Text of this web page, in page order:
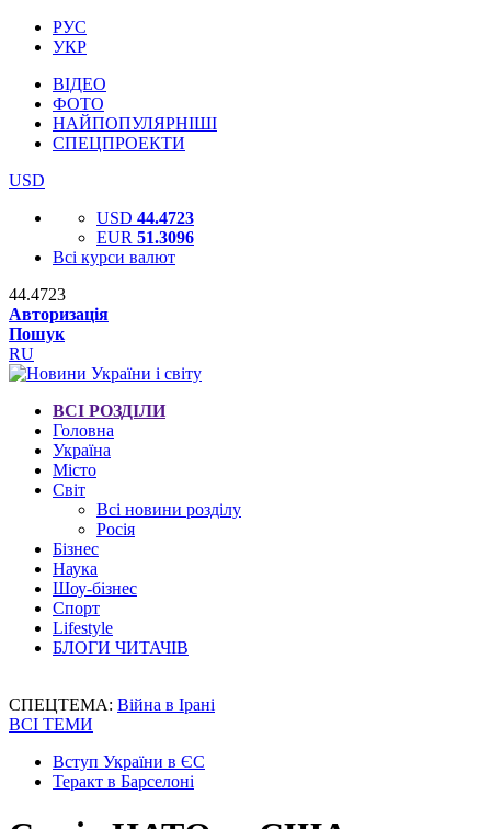
РУС
УКР
ВІДЕО
ФОТО
НАЙПОПУЛЯРНІШІ
СПЕЦПРОЕКТИ
USD
USD 44.4723
EUR 51.3096
Всі курси валют
44.4723
Авторизація
Пошук
RU
ВСІ РОЗДІЛИ
Головна
Україна
Місто
Світ
Всі новини розділу
Росія
Бізнес
Наука
Шоу-бізнес
Спорт
Lifestyle
БЛОГИ ЧИТАЧІВ
СПЕЦТЕМА: Війна в Ірані
ВСІ ТЕМИ
Вступ України в ЄС
Теракт в Барселоні